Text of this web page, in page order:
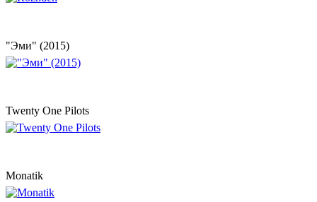
"Эми" (2015)
Twenty One Pilots
Monatik